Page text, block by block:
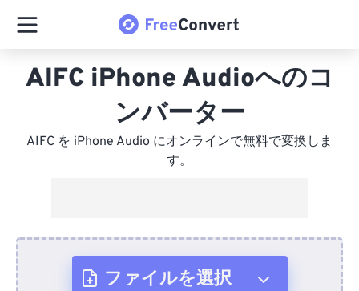
AIFC iPhone Audioへのコ
ンバーター
AIFC を iPhone Audio にオンラインで無料で変換しま
す。
ファイルを選択